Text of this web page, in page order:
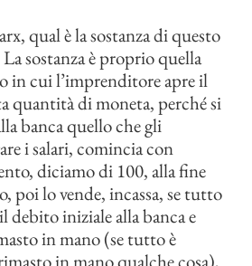
qual è la sostanza di questo
sostanza è proprio quella
in cui l’imprenditore apre il
quantità di moneta, perché si
banca quello che gli
i salari, comincia con
diciamo di 100, alla fine
poi lo vende, incassa, se tutto
debito iniziale alla banca e
in mano (se tutto è
in mano qualche cosa),